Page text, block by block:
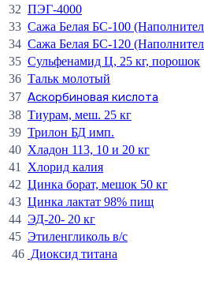
32 ПЭГ-4000
33 Сажа Белая БС-100
34 Сажа Белая БС-120
35 Сульфенамид Ц, 25 кг, порошок
36 Тальк молотый
37 Аскорбиновая кислота
38 Тиурам, меш. 25 кг
39 Трилон БД имп.
40 Хладон 113, 10 и 20 кг
41
Хлорид калия
42 Цинка борат, мешок 50 кг
43 Цинка лактат 98% пищ
44 ЭД-20- 20 кг
45 Этиленгликоль в/с
46 Диоксид титана